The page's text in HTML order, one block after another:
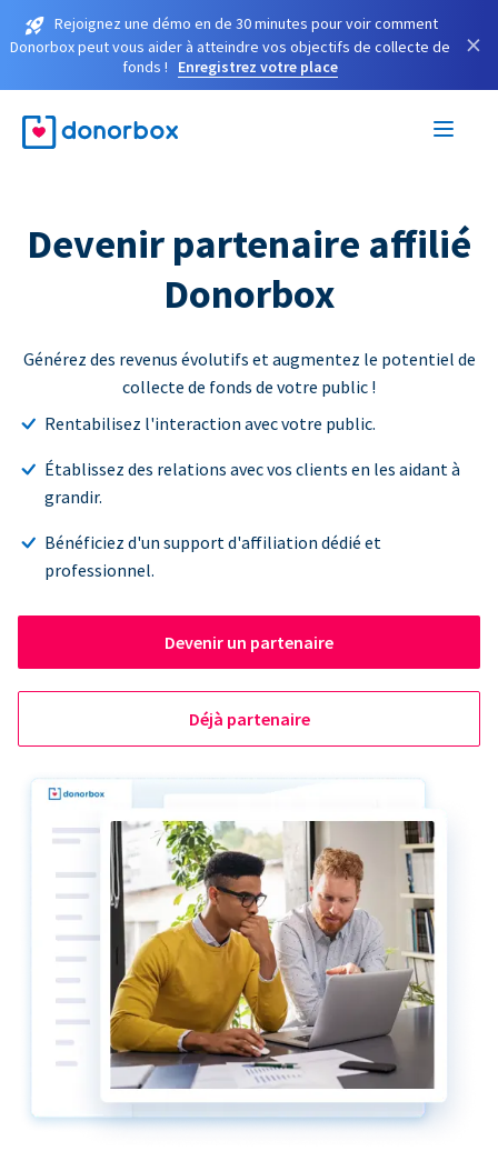
Rejoignez une démo en de 30 minutes pour voir comment
Donorbox peut vous aider à atteindre vos objectifs de collecte de
fonds !
Enregistrez votre place
×
Devenir partenaire affilié
Donorbox
Générez des revenus évolutifs et augmentez le potentiel de
collecte de fonds de votre public !
Rentabilisez l'interaction avec votre public.
Établissez des relations avec vos clients en les aidant à
grandir.
Bénéficiez d'un support d'affiliation dédié et
professionnel.
Devenir un partenaire
Déjà partenaire